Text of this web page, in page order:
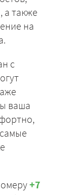
а также
на
с
ваша
+7